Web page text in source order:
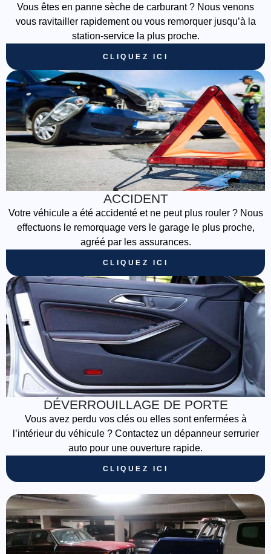
Vous êtes en panne sèche de carburant ? Nous venons
vous ravitailler rapidement ou vous remorquer jusqu’à la
station-service la plus proche.
CLIQUEZ ICI
ACCIDENT
Votre véhicule a été accidenté et ne peut plus rouler ? Nous
effectuons le remorquage vers le garage le plus proche,
agréé par les assurances.
CLIQUEZ ICI
DÉVERROUILLAGE DE PORTE
Vous avez perdu vos clés ou elles sont enfermées à
l’intérieur du véhicule ? Contactez un dépanneur serrurier
auto pour une ouverture rapide.
CLIQUEZ ICI